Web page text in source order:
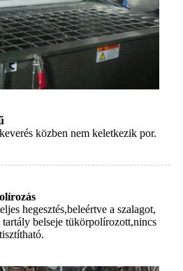
közben nem keletkezik por.
hegesztés,beleértve a szalagot,
tartály belseje tükörpolírozott,nincs